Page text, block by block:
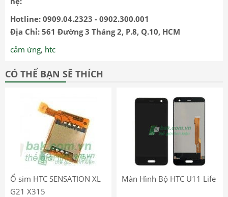
Hotline: 0909.04.2323 - 0902.300.001
Địa Chỉ: 561 Đường 3 Tháng 2, P.8, Q.10, HCM
cảm ứng, htc
CÓ THỂ BẠN SẼ THÍCH
Ổ sim HTC SENSATION XL
G21 X315
Màn Hình Bộ HTC U11 Life